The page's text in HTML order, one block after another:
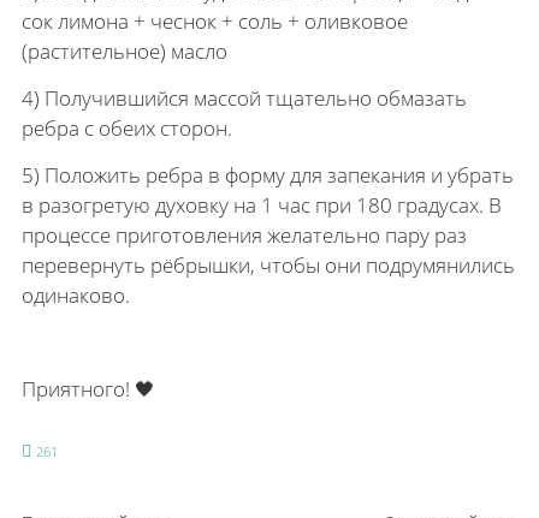
сок лимона + чеснок + соль + оливковое
(растительное) масло
4) Получившийся массой тщательно обмазать
ребра с обеих сторон.
5) Положить ребра в форму для запекания и убрать
в разогретую духовку на 1 час при 180 градусах. В
процессе приготовления желательно пару раз
перевернуть рёбрышки, чтобы они подрумянились
одинаково.
Приятного! 🖤
261